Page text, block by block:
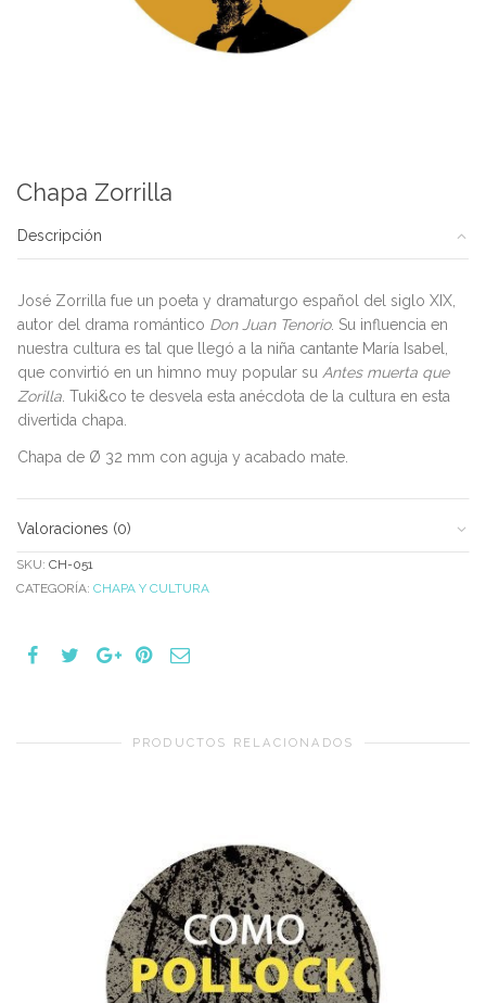
Chapa Zorrilla
Descripción
José Zorrilla fue un poeta y dramaturgo español del siglo XIX,
autor del drama romántico Don Juan Tenorio. Su influencia en
nuestra cultura es tal que llegó a la niña cantante María Isabel,
que convirtió en un himno muy popular su Antes muerta que
Zorilla . Tuki&co te desvela esta anécdota de la cultura en esta
divertida chapa.
Chapa de Ø 32 mm con aguja y acabado mate.
Valoraciones (0)
SKU: CH-051
CATEGORÍA: CHAPA Y CULTURA
PRODUCTOS RELACIONADOS